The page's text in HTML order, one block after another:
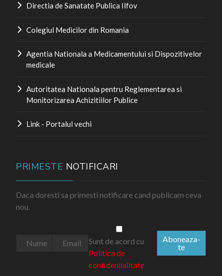
Directia de Sanatate Publica Ilfov
Colegiul Medicilor din Romania
Agentia Nationala a Medicamentului si Dispozitivelor
medicale
Autoritatea Nationala pentru Reglementarea si
Monitorizarea Achizitiilor Publice
Link - Portalul vechi
PRIMESTE NOTIFICARI
Daca doresti sa primesti notificare cand publicam ceva
nou.
Sunt de acord cu
Politica de
confidențialitate
Aboneaza-
te